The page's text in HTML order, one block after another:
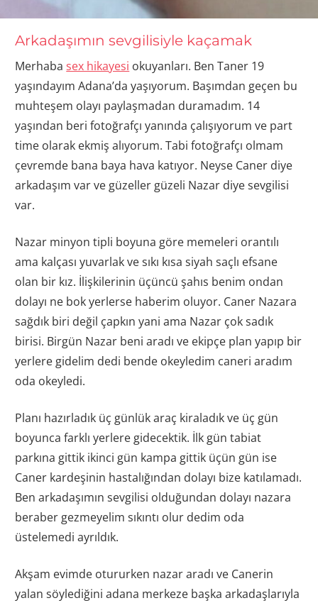
Arkadaşımın sevgilisiyle kaçamak
Merhabasex hikayesi okuyanları. Ben Taner 19
yaşındayım Adana’da yaşıyorum. Başımdan geçen bu
muhteşem olayı paylaşmadan duramadım. 14
yaşından beri fotoğrafçı yanında çalışıyorum ve part
time olarak ekmiş alıyorum. Tabi fotoğrafçı olmam
çevremde bana baya hava katıyor. Neyse Caner diye
arkadaşım var ve güzeller güzeli Nazar diye sevgilisi
var.
Nazar minyon tipli boyuna göre memeleri orantılı
ama kalçası yuvarlak ve sıkı kısa siyah saçlı efsane
olan bir kız. İlişkilerinin üçüncü şahıs benim ondan
dolayı ne bok yerlerse haberim oluyor. Caner Nazara
sağdık biri değil çapkın yani ama Nazar çok sadık
birisi. Birgün Nazar beni aradı ve ekipçe plan yapıp bir
yerlere gidelim dedi bende okeyledim caneri aradım
oda okeyledi.
Planı hazırladık üç günlük araç kiraladık ve üç gün
boyunca farklı yerlere gidecektik. İlk gün tabiat
parkına gittik ikinci gün kampa gittik üçün gün ise
Caner kardeşinin hastalığından dolayı bize katılamadı.
Ben arkadaşımın sevgilisi olduğundan dolayı nazara
beraber gezmeyelim sıkıntı olur dedim oda
üstelemedi ayrıldık.
Akşam evimde otururken nazar aradı ve Canerin
yalan söylediğini adana merkeze başka arkadaşlarıyla